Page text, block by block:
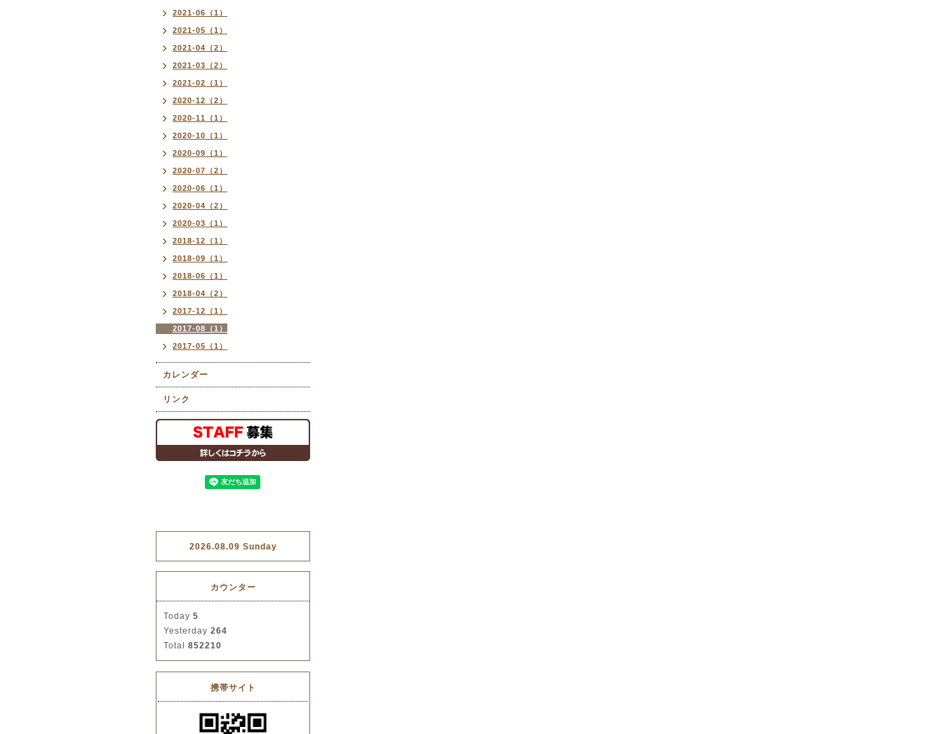
2021-06（1）
2021-05（1）
2021-04（2）
2021-03（2）
2021-02（1）
2020-12（2）
2020-11（1）
2020-10（1）
2020-09（1）
2020-07（2）
2020-06（1）
2020-04（2）
2020-03（1）
2018-12（1）
2018-09（1）
2018-06（1）
2018-04（2）
2017-12（1）
2017-08（1）
2017-05（1）
カレンダー
リンク
2026.08.09 Sunday
カウンター
Today 5
Yesterday 264
Total 852210
携帯サイト